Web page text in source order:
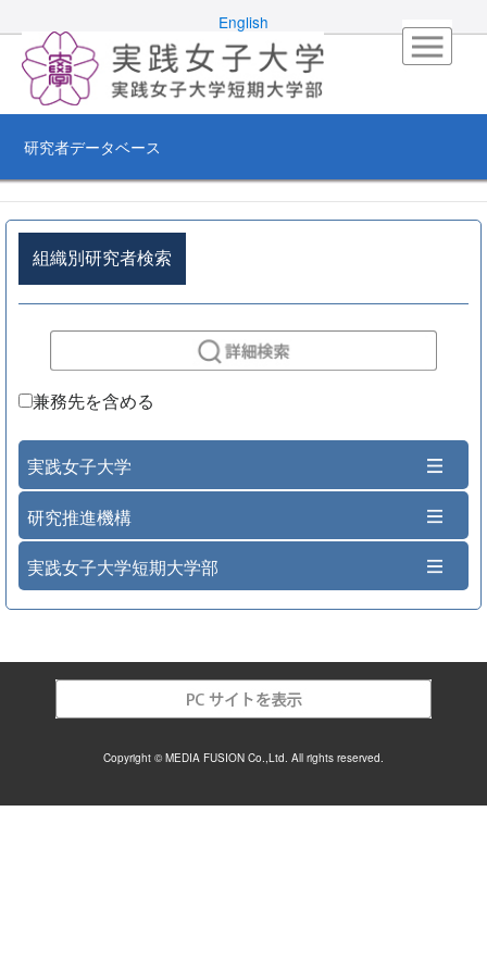
English
研究者データベース
組織別研究者検索
兼務先を含める
実践女子大学
研究推進機構
実践女子大学短期大学部
Copyright © MEDIA FUSION Co.,Ltd. All rights reserved.